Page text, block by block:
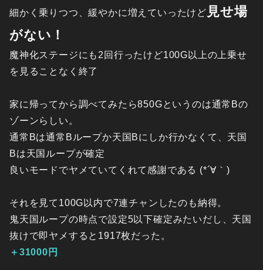
細かく乗りつつ、緩やかに増えていったけど 見せ場
がない！
魔神化ステージにも2回行ったけど100G以上の上乗せ
を見ることなく終了
家に帰ってから調べてみたら850Gというのは通常Bの
ゾーンらしい。
通常Bは通常Bループか天国Bにしか行かなくて、天国
Bは天国ループが確定
良いモードでヤメていてくれて感謝である (*´∀｀)
それを見て100G以内で7連チャンしたのも納得。
鬼天国ループの時点で設定5以下確定みたいだし、天国
抜けで即ヤメすると1917枚だった。
＋31000円